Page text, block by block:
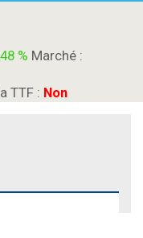
% Marché :
TTF : Non